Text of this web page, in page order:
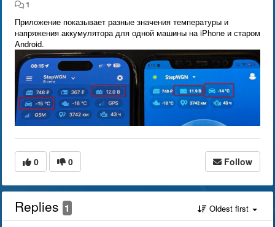
1
Приложение показывает разные значения температуры и
напряжения аккумулятора для одной машины на iPhone и старом
Android.
0 0 Follow
Replies 1 Oldest first